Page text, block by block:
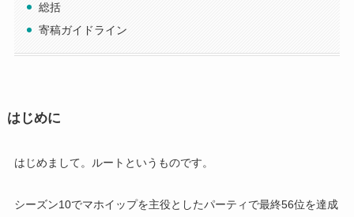
総括
寄稿ガイドライン
はじめに
はじめまして。ルートというものです。
シーズン10でマホイップを主役としたパーティで最終56位を達成